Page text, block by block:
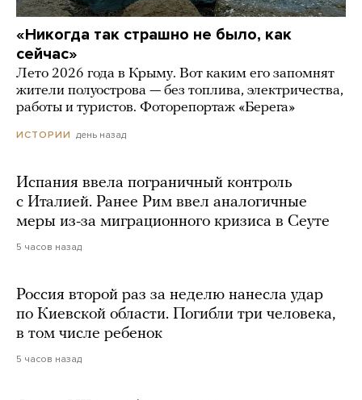
«Никогда так страшно не было, как
сейчас»
Лето 2026 года в Крыму. Вот каким его запомнят
жители полуострова — без топлива, электричества,
работы и туристов. Фоторепортаж «Берега»
ИСТОРИИ день назад
Испания ввела пограничный контроль
с Италией. Ранее Рим ввел аналогичные
меры из-за миграционного кризиса в Сеуте
5 часов назад
Россия второй раз за неделю нанесла удар
по Киевской области. Погибли три человека,
в том числе ребенок
5 часов назад